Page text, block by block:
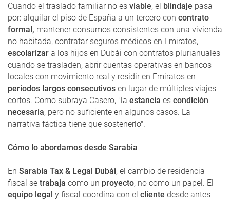
Cuando el traslado familiar no es viable, el blindaje pasa
por: alquilar el piso de España a un tercero con contrato
formal, mantener consumos consistentes con una vivienda
no habitada, contratar seguros médicos en Emiratos,
escolarizar a los hijos en Dubái con contratos plurianuales
cuando se trasladen, abrir cuentas operativas en bancos
locales con movimiento real y residir en Emiratos en
periodos largos consecutivos en lugar de múltiples viajes
cortos. Como subraya Casero, "la estancia es condición
necesaria, pero no suficiente en algunos casos. La
narrativa fáctica tiene que sostenerlo".
Cómo lo abordamos desde Sarabia
En Sarabia Tax & Legal Dubái, el cambio de residencia
fiscal se trabaja como un proyecto, no como un papel. El
equipo legal y fiscal coordina con el cliente desde antes